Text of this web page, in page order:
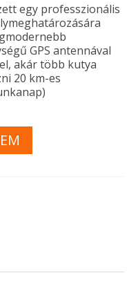
egy professzionális
GPS antennával
akár több kutya
20 km-es